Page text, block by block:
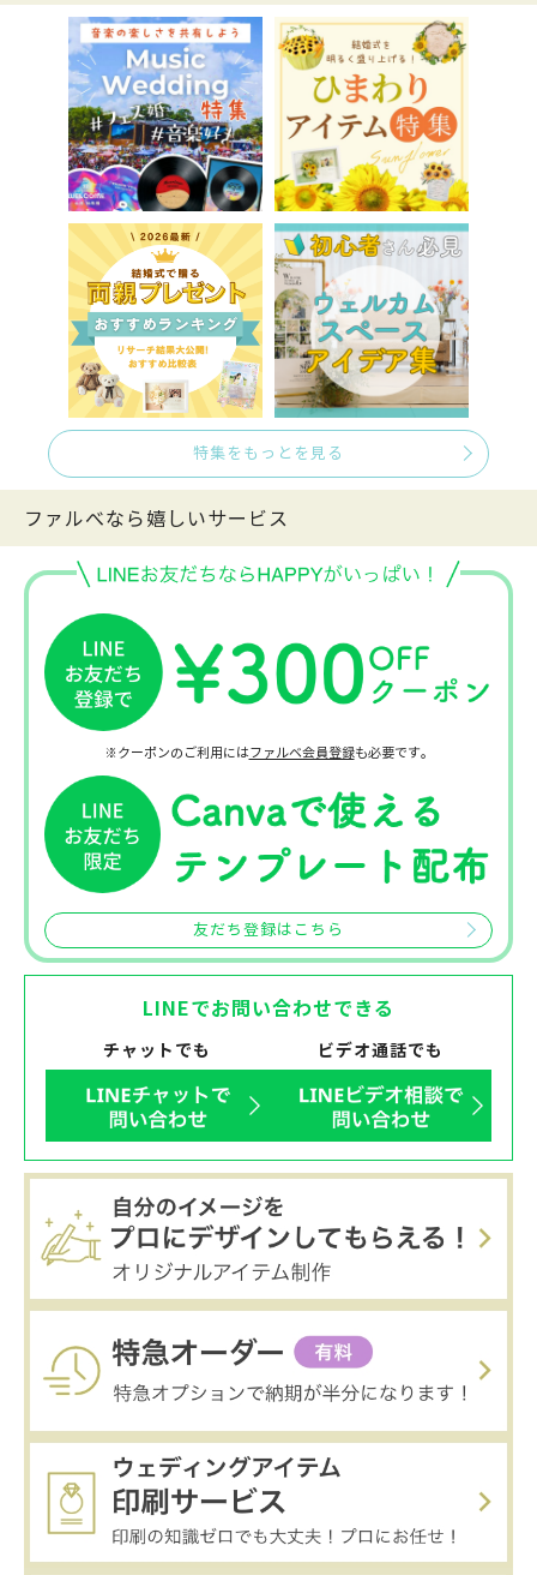
特集をもっとを見る
ファルべなら嬉しいサービス
※クーポンのご利用にはファルベ会員登録も必要です。
友だち登録はこちら
LINEでお問い合わせできる
チャットでも ビデオ通話でも